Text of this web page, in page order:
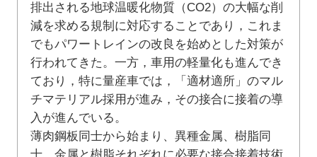
排出される地球温暖化物質（CO2）の大幅な削
減を求める規制に対応することであり，これま
でもパワートレインの改良を始めとした対策が
行われてきた。一方，車用の軽量化も進んでき
ており，特に量産車では，「適材適所」のマル
チマテリアル採用が進み，その接合に接着の導
入が進んでいる。
薄肉鋼板同士から始まり、異種金属、樹脂同